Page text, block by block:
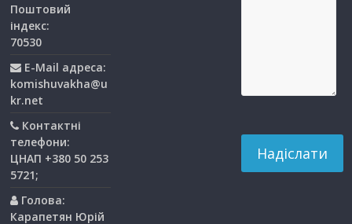
Поштовий
індекс:
70530
E-Mail адреса:
komishuvakha@u
kr.net
Контактні
телефони:
ЦНАП +380 50 253
5721;
Голова:
Карапетян Юрій